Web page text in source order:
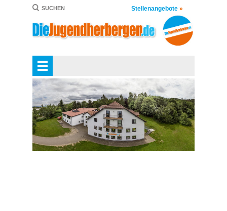
SUCHEN Stellenangebote »